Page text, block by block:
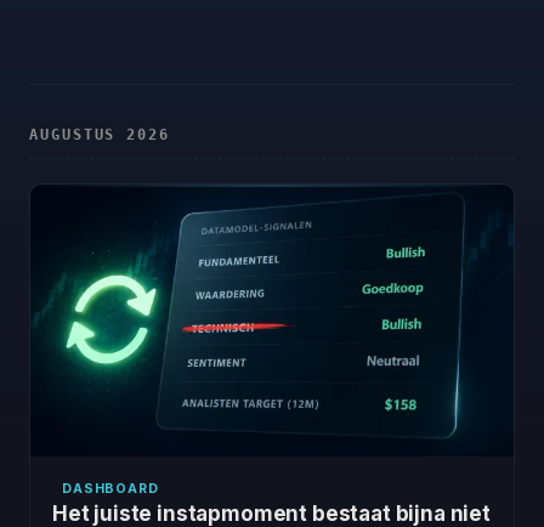
AUGUSTUS 2026
DASHBOARD
Het juiste instapmoment bestaat bijna niet